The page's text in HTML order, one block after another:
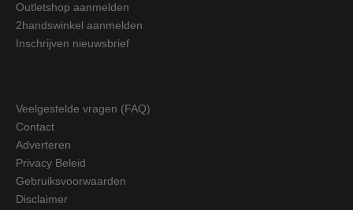
Outletshop aanmelden
2handswinkel aanmelden
Inschrijven nieuwsbrief
Veelgestelde vragen (FAQ)
Contact
Adverteren
Privacy Beleid
Gebruiksvoorwaarden
Disclaimer